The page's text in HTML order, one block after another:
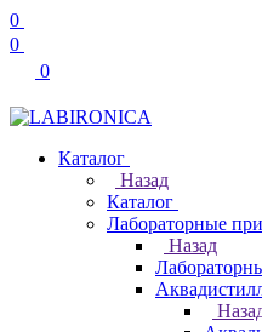
0
0
0
Каталог
Назад
Каталог
Лабораторные
Назад